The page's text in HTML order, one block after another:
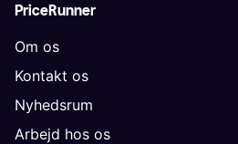
PriceRunner
Om os
Kontakt os
Nyhedsrum
Arbejd hos os